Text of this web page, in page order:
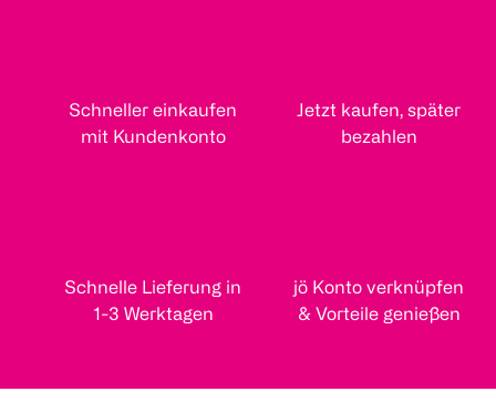
Schneller einkaufen
mit Kundenkonto
Jetzt kaufen, später
bezahlen
Schnelle Lieferung in
1-3 Werktagen
jö Konto verknüpfen
& Vorteile genießen